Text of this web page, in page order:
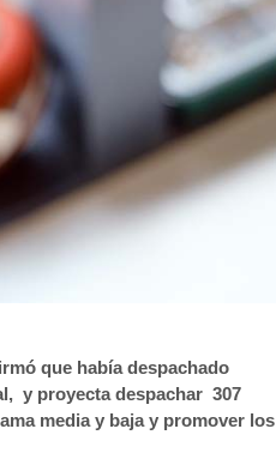
que había despachado
y proyecta despachar 307
media y baja y promover los